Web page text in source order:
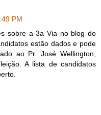
PM
sobre a 3a Via no blog do
estão dados e pode
ao Pr. José Wellington,
A lista de candidatos